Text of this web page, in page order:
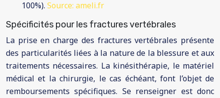
100%). Source: ameli.fr
Spécificités pour les fractures vertébrales
La prise en charge des fractures vertébrales présente
des particularités liées à la nature de la blessure et aux
traitements nécessaires. La kinésithérapie, le matériel
médical et la chirurgie, le cas échéant, font l’objet de
remboursements spécifiques. Se renseigner est donc